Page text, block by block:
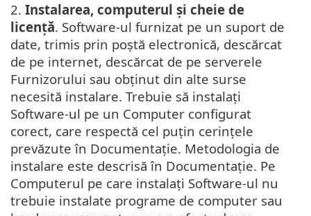
2. Instalarea, computerul și cheie de
licență. Software-ul furnizat pe un suport de
date, trimis prin poștă electronică, descărcat
de pe internet, descărcat de pe serverele
Furnizorului sau obținut din alte surse
necesită instalare. Trebuie să instalați
Software-ul pe un Computer configurat
corect, care respectă cel puțin cerințele
prevăzute în Documentație. Metodologia de
instalare este descrisă în Documentație. Pe
Computerul pe care instalați Software-ul nu
trebuie instalate programe de computer sau